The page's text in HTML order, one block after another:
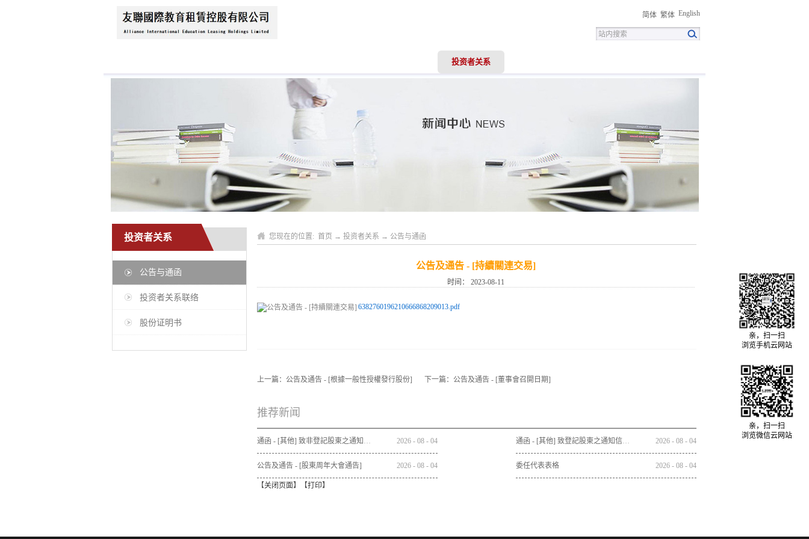
简体 繁体 English
投资者关系
投资者关系
公告与通函
投资者关系联络
股份证明书
您现在的位置: 首页 → 投资者关系 → 公告与通函
公告及通告 - [持續關連交易]
时间： 2023-08-11
6382760196210666868209013.pdf
上一篇： 公告及通告 - [根據一般性授權發行股份] 下一篇： 公告及通告 - [董事會召開日期]
推荐新闻
通函 - [其他] 致非登記股東之通知信函及申請表格 - 通函連同股東週年大會通告及代表委任表格之發佈通知 2026 - 08 - 04 通函 - [其他] 致登記股東之通知信函及回條 - 通函連同股東週年大會通告及代表委任表格之發佈通知 2026 - 08 - 04
公告及通告 - [股東周年大會通告] 2026 - 08 - 04 委任代表表格 2026 - 08 - 04
【关闭页面】【打印】
亲，扫一扫
浏览手机云网站
亲，扫一扫
浏览微信云网站